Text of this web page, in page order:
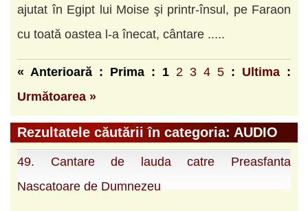
ajutat în Egipt lui Moise şi printr-însul, pe Faraon
cu toată oastea l-a înecat, cântare .....
« Anterioară : Prima : 1 2 3 4 5 : Ultima :
Următoarea »
Rezultatele căutării în categoria: AUDIO
49. Cantare de lauda catre Preasfanta
Nascatoare de Dumnezeu